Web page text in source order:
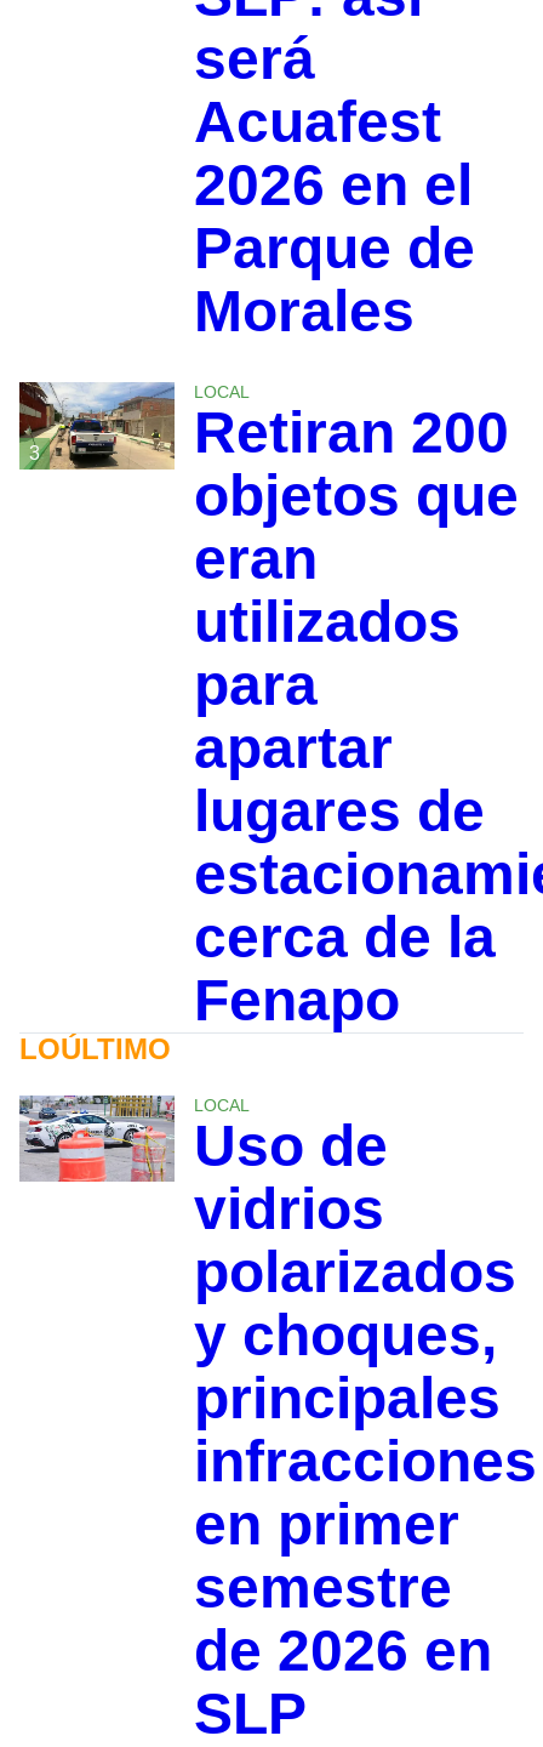
será
Acuafest
2026 en el
Parque de
Morales
3
LOCAL
Retiran 200
objetos que
eran
utilizados
para
apartar
lugares de
cerca de la
Fenapo
LOÚLTIMO
LOCAL
Uso de
vidrios
polarizados
y choques,
principales
infracciones
en primer
semestre
de 2026 en
SLP